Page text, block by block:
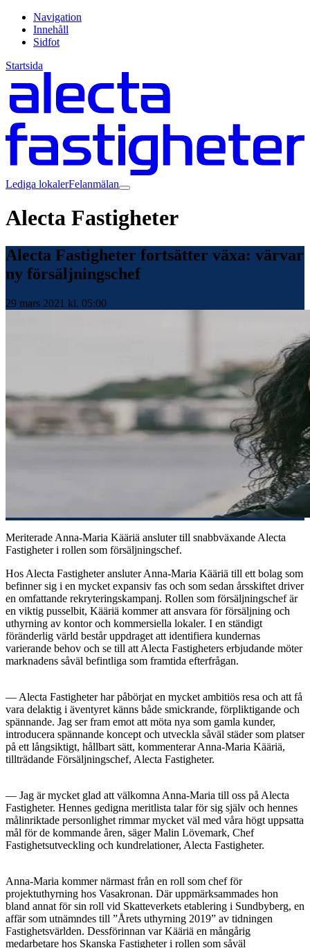
Navigation
Innehåll
Sidfot
Startsida
Lediga lokalerFelanmälan
Alecta Fastigheter
Alecta Fastigheter fortsätter växa: värvar
ny försäljningschef
29 mars 2021 kl. 05:00
Meriterade Anna-Maria Kääriä ansluter till snabbväxande Alecta
Fastigheter i rollen som försäljningschef.
Hos Alecta Fastigheter ansluter Anna-Maria Kääriä till ett bolag som
befinner sig i en mycket expansiv fas och som sedan årsskiftet driver
en omfattande rekryteringskampanj. Rollen som försäljningschef är
en viktig pusselbit, Kääriä kommer att ansvara för försäljning och
uthyrning av kontor och kommersiella lokaler. I en ständigt
föränderlig värld består uppdraget att identifiera kundernas
varierande behov och se till att Alecta Fastigheters erbjudande möter
marknadens såväl befintliga som framtida efterfrågan.
— Alecta Fastigheter har påbörjat en mycket ambitiös resa och att få
vara delaktig i äventyret känns både smickrande, förpliktigande och
spännande. Jag ser fram emot att möta nya som gamla kunder,
introducera spännande koncept och utveckla såväl städer som platser
på ett långsiktigt, hållbart sätt, kommenterar Anna-Maria Kääriä,
tillträdande Försäljningschef, Alecta Fastigheter.
— Jag är mycket glad att välkomna Anna-Maria till oss på Alecta
Fastigheter. Hennes gedigna meritlista talar för sig själv och hennes
målinriktade personlighet rimmar mycket väl med våra högt uppsatta
mål för de kommande åren, säger Malin Lövemark, Chef
Fastighetsutveckling och kundrelationer, Alecta Fastigheter.
Anna-Maria kommer närmast från en roll som chef för
projektuthyrning hos Vasakronan. Där uppmärksammades hon
bland annat för sin roll vid Skatteverkets etablering i Sundbyberg, en
affär som utnämndes till ”Årets uthyrning 2019” av tidningen
Fastighetsvärlden. Dessförinnan var Kääriä en mångårig
medarbetare hos Skanska Fastigheter i rollen som såväl